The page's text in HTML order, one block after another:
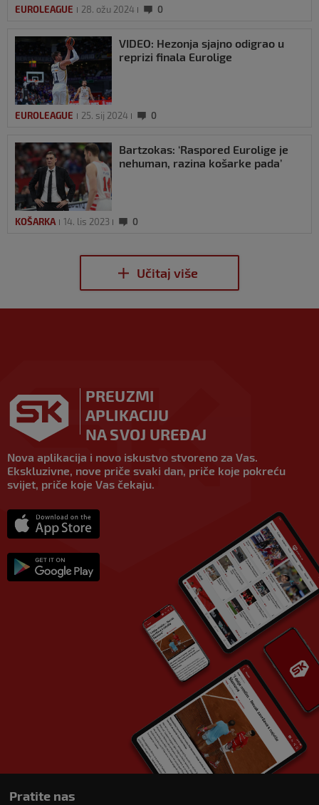
EUROLEAGUE 28. ožu 2024 0
VIDEO: Hezonja sjajno odigrao u
reprizi finala Eurolige
EUROLEAGUE 25. sij 2024 0
Bartzokas: ‘Raspored Eurolige je
nehuman, razina košarke pada’
KOŠARKA 14. lis 2023 0
PREUZMI
APLIKACIJU
NA SVOJ UREĐAJ
Nova aplikacija i novo iskustvo stvoreno za Vas.
Ekskluzivne, nove priče svaki dan, priče koje pokreću
svijet, priče koje Vas čekaju.
Pratite nas